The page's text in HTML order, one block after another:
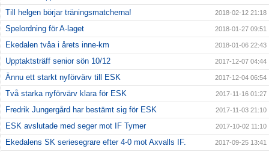
Till helgen börjar träningsmatcherna! 2018-02-12 21:18
Spelordning för A-laget 2018-01-27 09:51
Ekedalen tvåa i årets inne-km 2018-01-06 22:43
Upptaktsträff senior sön 10/12 2017-12-07 04:44
Ännu ett starkt nyförvärv till ESK 2017-12-04 06:54
Två starka nyförvärv klara för ESK 2017-11-16 01:27
Fredrik Jungergård har bestämt sig för ESK 2017-11-03 21:10
ESK avslutade med seger mot IF Tymer 2017-10-02 11:10
Ekedalens SK seriesegrare efter 4-0 mot Axvalls IF. 2017-09-25 13:41